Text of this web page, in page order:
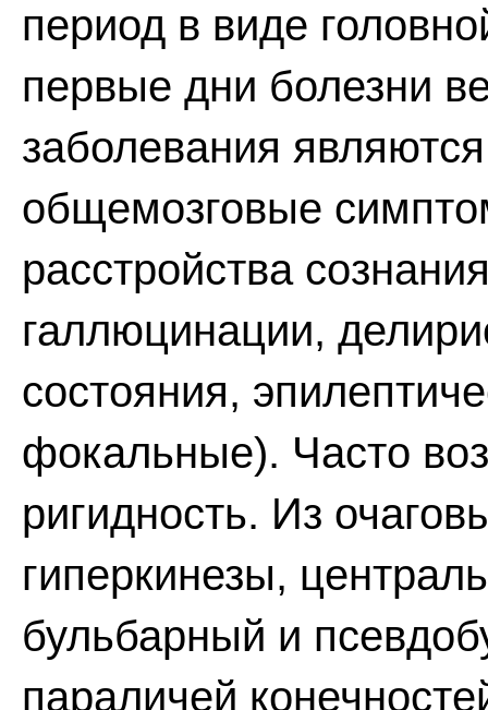
период в виде
первые дни болезни
заболевания
общемозговые
расстройства
галлюцинации,
состояния,
фокальные). Часто
ригидность. Из
гиперкинезы,
бульбарный и
параличей